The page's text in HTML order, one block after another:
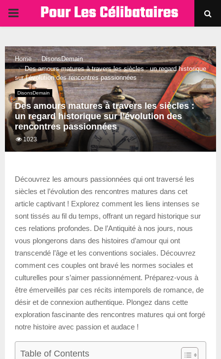
PRIMARY
Home
DisonsDemain
Des amours matures à travers les siècles : un regard historique
sur l’évolution des rencontres passionnées
DisonsDemain
Des amours matures à travers les siècles :
un regard historique sur l’évolution des
rencontres passionnées
1023
Découvrez les amours passionnées qui ont traversé les
siècles et l’évolution des rencontres matures dans cet
article captivant ! Explorez comment les liens intenses se
sont tissés au fil du temps, offrant un regard historique sur
ces relations profondes. De l’Antiquité à nos jours, nous
vous plongerons dans des histoires d’amour qui ont
transcendé l’âge et les conventions sociales. Découvrez
comment ces couples ont bravé les normes sociales et
culturelles pour s’aimer passionnément. Préparez-vous à
être émerveillés par ces récits intemporels de romance, de
désir et de connexion authentique. Plongez dans cette
exploration fascinante des rencontres matures qui ont forgé
notre histoire avec passion et audace !
Table of Contents